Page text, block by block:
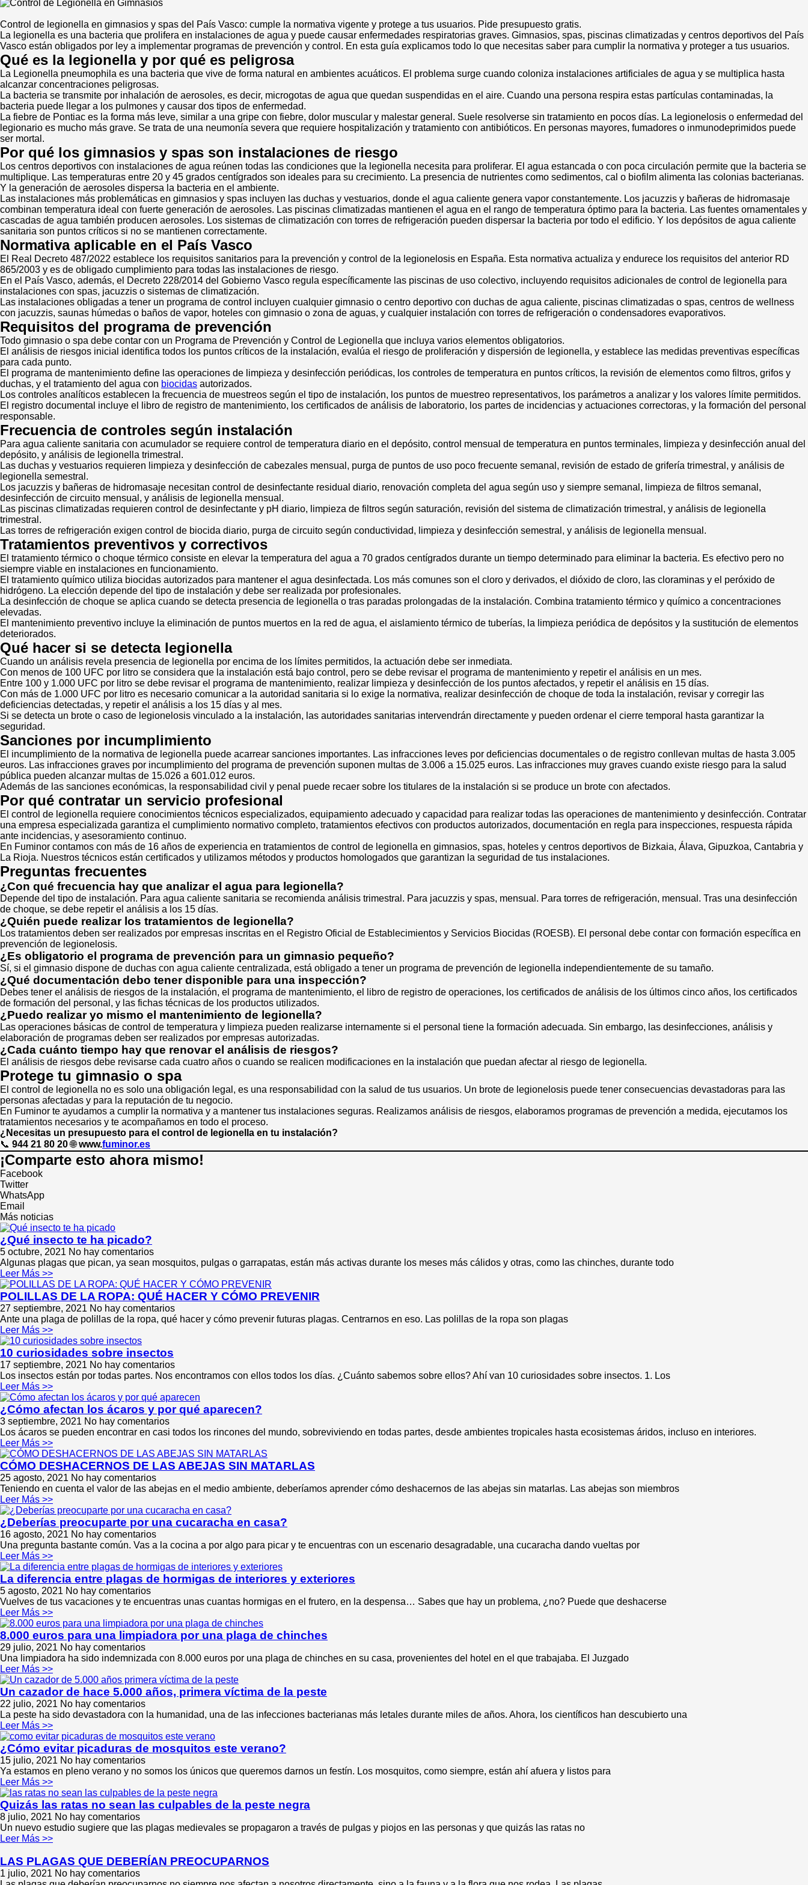
Control de legionella en gimnasios y spas del País Vasco: cumple la normativa vigente y protege a tus usuarios. Pide presupuesto gratis.
La legionella es una bacteria que prolifera en instalaciones de agua y puede causar enfermedades respiratorias graves. Gimnasios, spas, piscinas climatizadas y centros deportivos del País
Vasco están obligados por ley a implementar programas de prevención y control. En esta guía explicamos todo lo que necesitas saber para cumplir la normativa y proteger a tus usuarios.
Qué es la legionella y por qué es peligrosa
La Legionella pneumophila es una bacteria que vive de forma natural en ambientes acuáticos. El problema surge cuando coloniza instalaciones artificiales de agua y se multiplica hasta
alcanzar concentraciones peligrosas.
La bacteria se transmite por inhalación de aerosoles, es decir, microgotas de agua que quedan suspendidas en el aire. Cuando una persona respira estas partículas contaminadas, la
bacteria puede llegar a los pulmones y causar dos tipos de enfermedad.
La fiebre de Pontiac es la forma más leve, similar a una gripe con fiebre, dolor muscular y malestar general. Suele resolverse sin tratamiento en pocos días. La legionelosis o enfermedad del
legionario es mucho más grave. Se trata de una neumonía severa que requiere hospitalización y tratamiento con antibióticos. En personas mayores, fumadores o inmunodeprimidos puede
ser mortal.
Por qué los gimnasios y spas son instalaciones de riesgo
Los centros deportivos con instalaciones de agua reúnen todas las condiciones que la legionella necesita para proliferar. El agua estancada o con poca circulación permite que la bacteria se
multiplique. Las temperaturas entre 20 y 45 grados centígrados son ideales para su crecimiento. La presencia de nutrientes como sedimentos, cal o biofilm alimenta las colonias bacterianas.
Y la generación de aerosoles dispersa la bacteria en el ambiente.
Las instalaciones más problemáticas en gimnasios y spas incluyen las duchas y vestuarios, donde el agua caliente genera vapor constantemente. Los jacuzzis y bañeras de hidromasaje
combinan temperatura ideal con fuerte generación de aerosoles. Las piscinas climatizadas mantienen el agua en el rango de temperatura óptimo para la bacteria. Las fuentes ornamentales y
cascadas de agua también producen aerosoles. Los sistemas de climatización con torres de refrigeración pueden dispersar la bacteria por todo el edificio. Y los depósitos de agua caliente
sanitaria son puntos críticos si no se mantienen correctamente.
Normativa aplicable en el País Vasco
El Real Decreto 487/2022 establece los requisitos sanitarios para la prevención y control de la legionelosis en España. Esta normativa actualiza y endurece los requisitos del anterior RD
865/2003 y es de obligado cumplimiento para todas las instalaciones de riesgo.
En el País Vasco, además, el Decreto 228/2014 del Gobierno Vasco regula específicamente las piscinas de uso colectivo, incluyendo requisitos adicionales de control de legionella para
instalaciones con spas, jacuzzis o sistemas de climatización.
Las instalaciones obligadas a tener un programa de control incluyen cualquier gimnasio o centro deportivo con duchas de agua caliente, piscinas climatizadas o spas, centros de wellness
con jacuzzis, saunas húmedas o baños de vapor, hoteles con gimnasio o zona de aguas, y cualquier instalación con torres de refrigeración o condensadores evaporativos.
Requisitos del programa de prevención
Todo gimnasio o spa debe contar con un Programa de Prevención y Control de Legionella que incluya varios elementos obligatorios.
El análisis de riesgos inicial identifica todos los puntos críticos de la instalación, evalúa el riesgo de proliferación y dispersión de legionella, y establece las medidas preventivas específicas
para cada punto.
El programa de mantenimiento define las operaciones de limpieza y desinfección periódicas, los controles de temperatura en puntos críticos, la revisión de elementos como filtros, grifos y
duchas, y el tratamiento del agua con biocidas autorizados.
Los controles analíticos establecen la frecuencia de muestreos según el tipo de instalación, los puntos de muestreo representativos, los parámetros a analizar y los valores límite permitidos.
El registro documental incluye el libro de registro de mantenimiento, los certificados de análisis de laboratorio, los partes de incidencias y actuaciones correctoras, y la formación del personal
responsable.
Frecuencia de controles según instalación
Para agua caliente sanitaria con acumulador se requiere control de temperatura diario en el depósito, control mensual de temperatura en puntos terminales, limpieza y desinfección anual del
depósito, y análisis de legionella trimestral.
Las duchas y vestuarios requieren limpieza y desinfección de cabezales mensual, purga de puntos de uso poco frecuente semanal, revisión de estado de grifería trimestral, y análisis de
legionella semestral.
Los jacuzzis y bañeras de hidromasaje necesitan control de desinfectante residual diario, renovación completa del agua según uso y siempre semanal, limpieza de filtros semanal,
desinfección de circuito mensual, y análisis de legionella mensual.
Las piscinas climatizadas requieren control de desinfectante y pH diario, limpieza de filtros según saturación, revisión del sistema de climatización trimestral, y análisis de legionella
trimestral.
Las torres de refrigeración exigen control de biocida diario, purga de circuito según conductividad, limpieza y desinfección semestral, y análisis de legionella mensual.
Tratamientos preventivos y correctivos
El tratamiento térmico o choque térmico consiste en elevar la temperatura del agua a 70 grados centígrados durante un tiempo determinado para eliminar la bacteria. Es efectivo pero no
siempre viable en instalaciones en funcionamiento.
El tratamiento químico utiliza biocidas autorizados para mantener el agua desinfectada. Los más comunes son el cloro y derivados, el dióxido de cloro, las cloraminas y el peróxido de
hidrógeno. La elección depende del tipo de instalación y debe ser realizada por profesionales.
La desinfección de choque se aplica cuando se detecta presencia de legionella o tras paradas prolongadas de la instalación. Combina tratamiento térmico y químico a concentraciones
elevadas.
El mantenimiento preventivo incluye la eliminación de puntos muertos en la red de agua, el aislamiento térmico de tuberías, la limpieza periódica de depósitos y la sustitución de elementos
deteriorados.
Qué hacer si se detecta legionella
Cuando un análisis revela presencia de legionella por encima de los límites permitidos, la actuación debe ser inmediata.
Con menos de 100 UFC por litro se considera que la instalación está bajo control, pero se debe revisar el programa de mantenimiento y repetir el análisis en un mes.
Entre 100 y 1.000 UFC por litro se debe revisar el programa de mantenimiento, realizar limpieza y desinfección de los puntos afectados, y repetir el análisis en 15 días.
Con más de 1.000 UFC por litro es necesario comunicar a la autoridad sanitaria si lo exige la normativa, realizar desinfección de choque de toda la instalación, revisar y corregir las
deficiencias detectadas, y repetir el análisis a los 15 días y al mes.
Si se detecta un brote o caso de legionelosis vinculado a la instalación, las autoridades sanitarias intervendrán directamente y pueden ordenar el cierre temporal hasta garantizar la
seguridad.
Sanciones por incumplimiento
El incumplimiento de la normativa de legionella puede acarrear sanciones importantes. Las infracciones leves por deficiencias documentales o de registro conllevan multas de hasta 3.005
euros. Las infracciones graves por incumplimiento del programa de prevención suponen multas de 3.006 a 15.025 euros. Las infracciones muy graves cuando existe riesgo para la salud
pública pueden alcanzar multas de 15.026 a 601.012 euros.
Además de las sanciones económicas, la responsabilidad civil y penal puede recaer sobre los titulares de la instalación si se produce un brote con afectados.
Por qué contratar un servicio profesional
El control de legionella requiere conocimientos técnicos especializados, equipamiento adecuado y capacidad para realizar todas las operaciones de mantenimiento y desinfección. Contratar
una empresa especializada garantiza el cumplimiento normativo completo, tratamientos efectivos con productos autorizados, documentación en regla para inspecciones, respuesta rápida
ante incidencias, y asesoramiento continuo.
En Fuminor contamos con más de 16 años de experiencia en tratamientos de control de legionella en gimnasios, spas, hoteles y centros deportivos de Bizkaia, Álava, Gipuzkoa, Cantabria y
La Rioja. Nuestros técnicos están certificados y utilizamos métodos y productos homologados que garantizan la seguridad de tus instalaciones.
Preguntas frecuentes
¿Con qué frecuencia hay que analizar el agua para legionella?
Depende del tipo de instalación. Para agua caliente sanitaria se recomienda análisis trimestral. Para jacuzzis y spas, mensual. Para torres de refrigeración, mensual. Tras una desinfección
de choque, se debe repetir el análisis a los 15 días.
¿Quién puede realizar los tratamientos de legionella?
Los tratamientos deben ser realizados por empresas inscritas en el Registro Oficial de Establecimientos y Servicios Biocidas (ROESB). El personal debe contar con formación específica en
prevención de legionelosis.
¿Es obligatorio el programa de prevención para un gimnasio pequeño?
Sí, si el gimnasio dispone de duchas con agua caliente centralizada, está obligado a tener un programa de prevención de legionella independientemente de su tamaño.
¿Qué documentación debo tener disponible para una inspección?
Debes tener el análisis de riesgos de la instalación, el programa de mantenimiento, el libro de registro de operaciones, los certificados de análisis de los últimos cinco años, los certificados
de formación del personal, y las fichas técnicas de los productos utilizados.
¿Puedo realizar yo mismo el mantenimiento de legionella?
Las operaciones básicas de control de temperatura y limpieza pueden realizarse internamente si el personal tiene la formación adecuada. Sin embargo, las desinfecciones, análisis y
elaboración de programas deben ser realizados por empresas autorizadas.
¿Cada cuánto tiempo hay que renovar el análisis de riesgos?
El análisis de riesgos debe revisarse cada cuatro años o cuando se realicen modificaciones en la instalación que puedan afectar al riesgo de legionella.
Protege tu gimnasio o spa
El control de legionella no es solo una obligación legal, es una responsabilidad con la salud de tus usuarios. Un brote de legionelosis puede tener consecuencias devastadoras para las
personas afectadas y para la reputación de tu negocio.
En Fuminor te ayudamos a cumplir la normativa y a mantener tus instalaciones seguras. Realizamos análisis de riesgos, elaboramos programas de prevención a medida, ejecutamos los
tratamientos necesarios y te acompañamos en todo el proceso.
¿Necesitas un presupuesto para el control de legionella en tu instalación?
📞 944 21 80 20🌐www.fuminor.es
¡Comparte esto ahora mismo!
Facebook
Twitter
WhatsApp
Email
Más noticias
¿Qué insecto te ha picado?
5 octubre, 2021 No hay comentarios
Algunas plagas que pican, ya sean mosquitos, pulgas o garrapatas, están más activas durante los meses más cálidos y otras, como las chinches, durante todo
Leer Más >>
POLILLAS DE LA ROPA: QUÉ HACER Y CÓMO PREVENIR
27 septiembre, 2021 No hay comentarios
Ante una plaga de polillas de la ropa, qué hacer y cómo prevenir futuras plagas. Centrarnos en eso. Las polillas de la ropa son plagas
Leer Más >>
10 curiosidades sobre insectos
17 septiembre, 2021 No hay comentarios
Los insectos están por todas partes. Nos encontramos con ellos todos los días. ¿Cuánto sabemos sobre ellos? Ahí van 10 curiosidades sobre insectos. 1. Los
Leer Más >>
¿Cómo afectan los ácaros y por qué aparecen?
3 septiembre, 2021 No hay comentarios
Los ácaros se pueden encontrar en casi todos los rincones del mundo, sobreviviendo en todas partes, desde ambientes tropicales hasta ecosistemas áridos, incluso en interiores.
Leer Más >>
CÓMO DESHACERNOS DE LAS ABEJAS SIN MATARLAS
25 agosto, 2021 No hay comentarios
Teniendo en cuenta el valor de las abejas en el medio ambiente, deberíamos aprender cómo deshacernos de las abejas sin matarlas. Las abejas son miembros
Leer Más >>
¿Deberías preocuparte por una cucaracha en casa?
16 agosto, 2021 No hay comentarios
Una pregunta bastante común. Vas a la cocina a por algo para picar y te encuentras con un escenario desagradable, una cucaracha dando vueltas por
Leer Más >>
La diferencia entre plagas de hormigas de interiores y exteriores
5 agosto, 2021 No hay comentarios
Vuelves de tus vacaciones y te encuentras unas cuantas hormigas en el frutero, en la despensa… Sabes que hay un problema, ¿no? Puede que deshacerse
Leer Más >>
8.000 euros para una limpiadora por una plaga de chinches
29 julio, 2021 No hay comentarios
Una limpiadora ha sido indemnizada con 8.000 euros por una plaga de chinches en su casa, provenientes del hotel en el que trabajaba. El Juzgado
Leer Más >>
Un cazador de hace 5.000 años, primera víctima de la peste
22 julio, 2021 No hay comentarios
La peste ha sido devastadora con la humanidad, una de las infecciones bacterianas más letales durante miles de años. Ahora, los científicos han descubierto una
Leer Más >>
¿Cómo evitar picaduras de mosquitos este verano?
15 julio, 2021 No hay comentarios
Ya estamos en pleno verano y no somos los únicos que queremos darnos un festín. Los mosquitos, como siempre, están ahí afuera y listos para
Leer Más >>
Quizás las ratas no sean las culpables de la peste negra
8 julio, 2021 No hay comentarios
Un nuevo estudio sugiere que las plagas medievales se propagaron a través de pulgas y piojos en las personas y que quizás las ratas no
Leer Más >>
LAS PLAGAS QUE DEBERÍAN PREOCUPARNOS
1 julio, 2021 No hay comentarios